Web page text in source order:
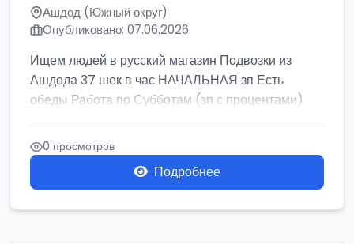
Ашдод (Южный округ)
Опубликовано: 07.06.2026
Ищем людей в русский магазин Подвозки из
Ашдода 37 шек в час НАЧАЛЬНАЯ зп Есть
обеды Работа по Субботам (зп с процентами)
0 просмотров
Подробнее